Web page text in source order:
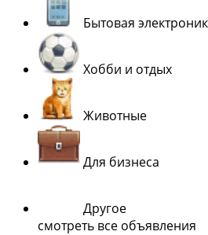
Бытовая
Хобби и отдых
Животные
Для бизнеса
Другое
смотреть все объявления